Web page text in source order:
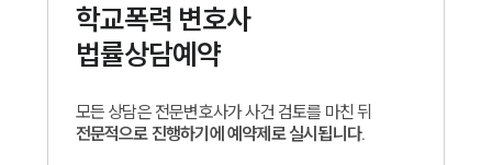
학교폭력 변호사
법률상담예약
모든 상담은 전문변호사가 사건 검토를 마친 뒤
전문적으로 진행하기에 예약제로 실시됩니다.